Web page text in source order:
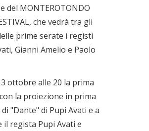
del MONTEROTONDO
che vedrà tra gli
prime serate i registi
Gianni Amelio e Paolo
ottobre alle 20 la prima
la proiezione in prima
"Dante" di Pupi Avati e a
il regista Pupi Avati e